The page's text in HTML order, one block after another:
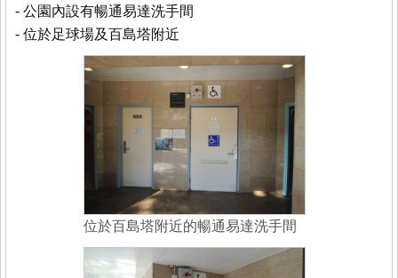
- 公園內設有暢通易達洗手間
- 位於足球場及百島塔附近
位於百島塔附近的暢通易達洗手間